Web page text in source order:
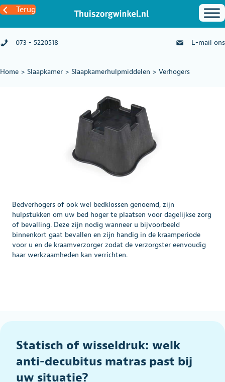
Terug
073 - 5220518 E-mail ons
Home > Slaapkamer > Slaapkamerhulpmiddelen > Verhogers
Bedverhogers of ook wel bedklossen genoemd, zijn
hulpstukken om uw bed hoger te plaatsen voor dagelijkse zorg
of bevalling. Deze zijn nodig wanneer u bijvoorbeeld
binnenkort gaat bevallen en zijn handig in de kraamperiode
voor u en de kraamverzorger zodat de verzorgster eenvoudig
haar werkzaamheden kan verrichten.
Statisch of wisseldruk: welk
anti-decubitus matras past bij
uw situatie?